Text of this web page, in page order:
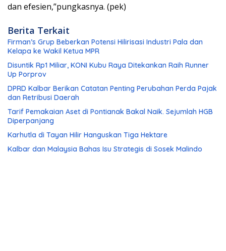
dan efesien,”pungkasnya. (pek)
Berita Terkait
Firman’s Grup Beberkan Potensi Hilirisasi Industri Pala dan
Kelapa ke Wakil Ketua MPR
Disuntik Rp1 Miliar, KONI Kubu Raya Ditekankan Raih Runner
Up Porprov
DPRD Kalbar Berikan Catatan Penting Perubahan Perda Pajak
dan Retribusi Daerah
Tarif Pemakaian Aset di Pontianak Bakal Naik. Sejumlah HGB
Diperpanjang
Karhutla di Tayan Hilir Hanguskan Tiga Hektare
Kalbar dan Malaysia Bahas Isu Strategis di Sosek Malindo